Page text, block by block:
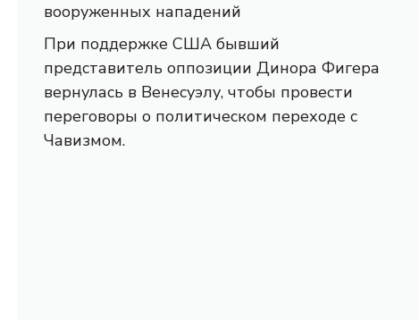
вооруженных нападений
При поддержке США бывший
представитель оппозиции Динора Фигера
вернулась в Венесуэлу, чтобы провести
переговоры о политическом переходе с
Чавизмом.